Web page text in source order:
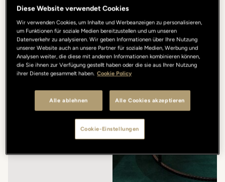
Diese Website verwendet Cookies
Wir verwenden Cookies, um Inhalte und Werbeanzeigen zu personalisieren,
um Funktionen für soziale Medien bereitzustellen und um unseren
Datenverkehr zu analysieren. Wir geben Informationen über Ihre Nutzung
unserer Website auch an unsere Partner für soziale Medien, Werbung und
Analysen weiter, die diese mit anderen Informationen kombinieren können,
die Sie ihnen zur Verfügung gestellt haben oder die sie aus Ihrer Nutzung
ihrer Dienste gesammelt haben. Cookie Policy
Alle ablehnen Alle Cookies akzeptieren
Cookie-Einstellungen